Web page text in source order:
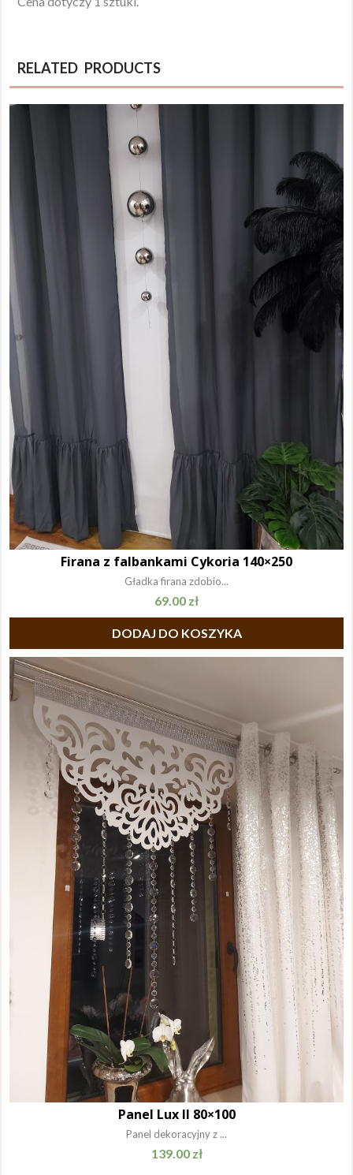
RELATED PRODUCTS
Firana z falbankami Cykoria 140×250
Gładka firana zdobio...
69.00 zł
DODAJ DO KOSZYKA
Panel Lux II 80×100
Panel dekoracyjny z ...
139.00 zł